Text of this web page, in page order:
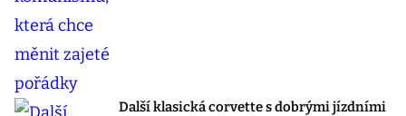
Další klasická corvette s dobrými jízdními